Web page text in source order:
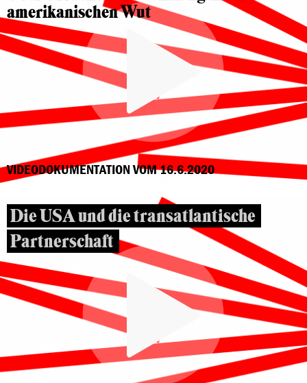
amerikanischen Wut
VIDEODOKUMENTATION VOM 16.6.2020
Die USA und die transatlantische
Partnerschaft